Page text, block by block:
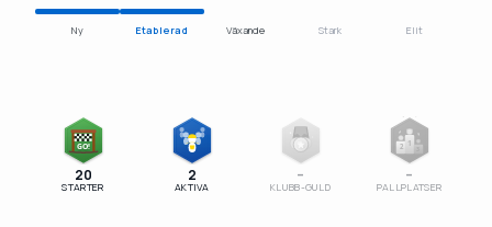
Ny Etablerad Växande Stark Elit
GO!
20
STARTER
2
AKTIVA
–
KLUBB-GULD
2 1
3
–
PALLPLATSER